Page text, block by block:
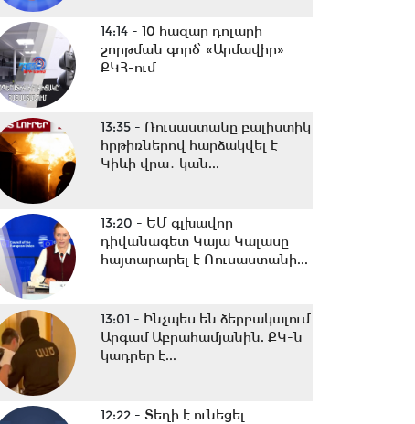
14:14 - 10 հազար դոլարի
շորթման գործ՝ «Արմավիր»
ՔԿՀ-ում
13:35 - Ռուսաստանը բալիստիկ
հրթիռներով հարձակվել է
Կիևի վրա․ կան...
13:20 - ԵՄ գլխավոր
դիվանագետ Կայա Կալասը
հայտարարել է Ռուսաստանի...
13:01 - Ինչպես են ձերբակալում
Արգամ Աբրահամյանին. ՔԿ-ն
կադրեր է...
12:22 - Տեղի է ունեցել